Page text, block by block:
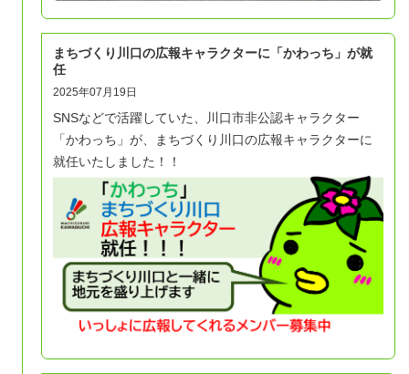
まちづくり川口の広報キャラクターに「かわっち」が就
任
2025年07月19日
SNSなどで活躍していた、川口市非公認キャラクター
「かわっち」が、まちづくり川口の広報キャラクターに
就任いたしました！！